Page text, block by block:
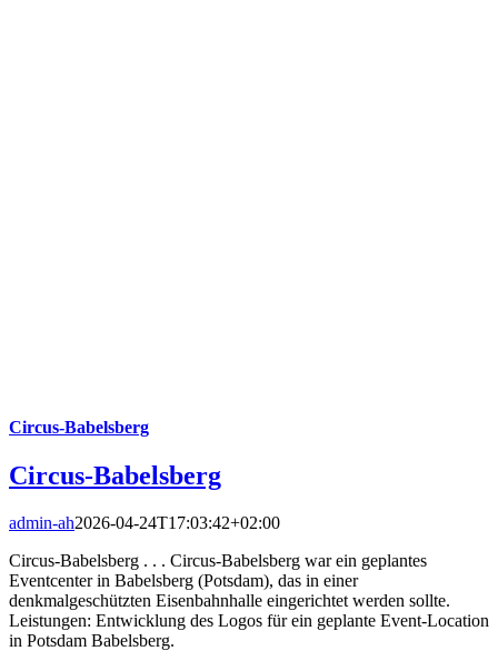
Circus-Babelsberg
Circus-Babelsberg
admin-ah2026-04-24T17:03:42+02:00
Circus-Babelsberg . . . Circus-Babelsberg war ein geplantes
Eventcenter in Babelsberg (Potsdam), das in einer
denkmalgeschützten Eisenbahnhalle eingerichtet werden sollte.
Leistungen: Entwicklung des Logos für ein geplante Event-Location
in Potsdam Babelsberg.